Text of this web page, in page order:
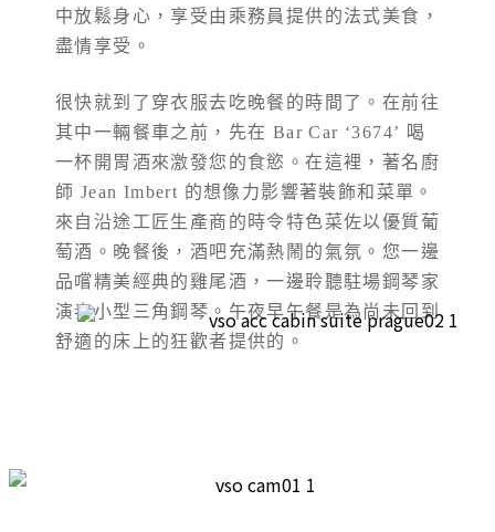
中放鬆身心，享受由乘務員提供的法式美食，
盡情享受。
很快就到了穿衣服去吃晚餐的時間了。在前往
其中一輛餐車之前，先在 Bar Car ‘3674’ 喝
一杯開胃酒來激發您的食慾。在這裡，著名廚
師 Jean Imbert 的想像力影響著裝飾和菜單。
來自沿途工匠生產商的時令特色菜佐以優質葡
萄酒。晚餐後，酒吧充滿熱鬧的氣氛。您一邊
品嚐精美經典的雞尾酒，一邊聆聽駐場鋼琴家
演奏小型三角鋼琴。午夜早午餐是為尚未回到
舒適的床上的狂歡者提供的。